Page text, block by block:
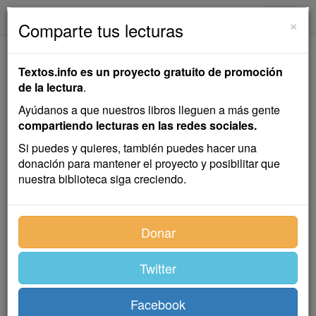
Las Dos Noblezas
Antonio de Trueba
Cuento
Este era un Rey muy bueno y querido de sus vasallos;
pero tenía sus rarezas, como á todos nos sucede;
entre ellas, la de no permitir en su reino, y menos en
su corte, el ejercicio de artes mecánicas, tales como la
zapatería, porque decía que tales artes eran opuestas
á la nobleza que quería conservar en su reino en toda
su pureza y esplendor. Reyes así serán muy buenos,
pero á mí no me gustan, acaso porque yo no entiendo
×
Comparte tus lecturas
Textos.info es un proyecto gratuito de promoción
de la lectura.
Ayúdanos a que nuestros libros lleguen a más gente
compartiendo lecturas en las redes sociales.
Si puedes y quieres, también puedes hacer una
donación para mantener el proyecto y posibilitar que
nuestra biblioteca siga creciendo.
Donar
Twitter
Facebook